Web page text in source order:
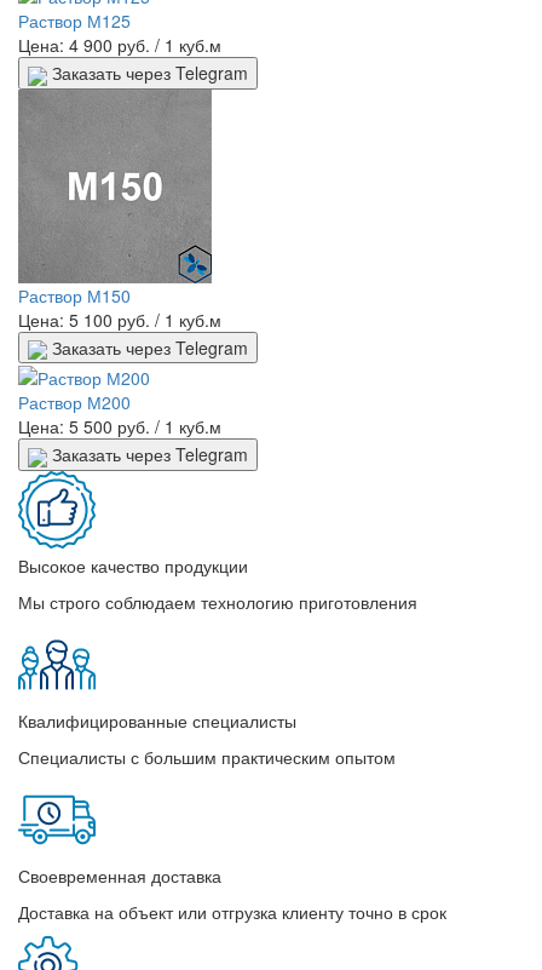
Раствор М125
Цена: 4 900 руб. / 1 куб.м
Заказать через Telegram
Раствор М150
Цена: 5 100 руб. / 1 куб.м
Заказать через Telegram
Раствор М200
Цена: 5 500 руб. / 1 куб.м
Заказать через Telegram
Высокое качество продукции
Мы строго соблюдаем технологию приготовления
Квалифицированные специалисты
Специалисты с большим практическим опытом
Своевременная доставка
Доставка на объект или отгрузка клиенту точно в срок